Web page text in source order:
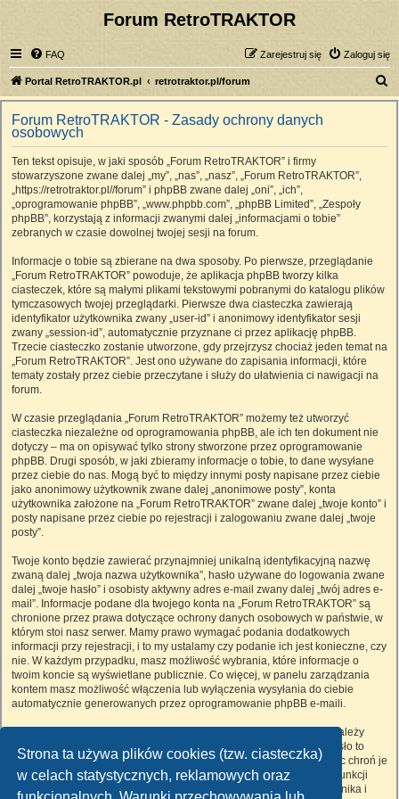
Strona ta używa plików cookies (tzw. ciasteczka)
w celach statystycznych, reklamowych oraz
Forum RetroTRAKTOR
FAQ Zaloguj się
Zarejestruj się
Portal RetroTRAKTOR.pl retrotraktor.pl/forum
z
Forum RetroTRAKTOR - Zasady ochrony danych
osobowych
Ten tekst opisuje, w jaki sposób „Forum RetroTRAKTOR” i firmy
stowarzyszone zwane dalej „my”, „nas”, „nasz”, „Forum RetroTRAKTOR”,
„https://retrotraktor.pl//forum” i phpBB zwane dalej „oni”, „ich”,
„oprogramowanie phpBB”, „www.phpbb.com”, „phpBB Limited”, „Zespoły
phpBB”, korzystają z informacji zwanymi dalej „informacjami o tobie”
zebranych w czasie dowolnej twojej sesji na forum.
Informacje o tobie są zbierane na dwa sposoby. Po pierwsze, przeglądanie
„Forum RetroTRAKTOR” powoduje, że aplikacja phpBB tworzy kilka
ciasteczek, które są małymi plikami tekstowymi pobranymi do katalogu plików
tymczasowych twojej przeglądarki. Pierwsze dwa ciasteczka zawierają
identyfikator użytkownika zwany „user-id” i anonimowy identyfikator sesji
zwany „session-id”, automatycznie przyznane ci przez aplikację phpBB.
Trzecie ciasteczko zostanie utworzone, gdy przejrzysz chociaż jeden temat na
„Forum RetroTRAKTOR”. Jest ono używane do zapisania informacji, które
tematy zostały przez ciebie przeczytane i służy do ułatwienia ci nawigacji na
forum.
W czasie przeglądania „Forum RetroTRAKTOR” możemy też utworzyć
ciasteczka niezależne od oprogramowania phpBB, ale ich ten dokument nie
dotyczy – ma on opisywać tylko strony stworzone przez oprogramowanie
phpBB. Drugi sposób, w jaki zbieramy informacje o tobie, to dane wysyłane
przez ciebie do nas. Mogą być to między innymi posty napisane przez ciebie
jako anonimowy użytkownik zwane dalej „anonimowe posty”, konta
użytkownika założone na „Forum RetroTRAKTOR” zwane dalej „twoje konto” i
posty napisane przez ciebie po rejestracji i zalogowaniu zwane dalej „twoje
posty”.
Twoje konto będzie zawierać przynajmniej unikalną identyfikacyjną nazwę
zwaną dalej „twoja nazwa użytkownika”, hasło używane do logowania zwane
dalej „twoje hasło” i osobisty aktywny adres e-mail zwany dalej „twój adres e-
mail”. Informacje podane dla twojego konta na „Forum RetroTRAKTOR” są
chronione przez prawa dotyczące ochrony danych osobowych w państwie, w
którym stoi nasz serwer. Mamy prawo wymagać podania dodatkowych
informacji przy rejestracji, i to my ustalamy czy podanie ich jest konieczne, czy
nie. W każdym przypadku, masz możliwość wybrania, które informacje o
twoim koncie są wyświetlane publicznie. Co więcej, w panelu zarządzania
kontem masz możliwość włączenia lub wyłączenia wysyłania do ciebie
automatycznie generowanych przez oprogramowanie phpBB e-maili.
Twoje hasło jest zaszyfrowane, więc jest bezpieczne, niemniej nie należy
używać tego samego hasła na różnych witrynach internetowych. Hasło to
umożliwia dostęp do twojego konta na „Forum RetroTRAKTOR”, więc chroń je
i w żadnym wypadku nie podawajnikomu. Jeśli je zapomnisz, użyj funkcji
„Nie pamiętam hasła”. Witryna poprosi cię o podanie nazwy użytkownika i